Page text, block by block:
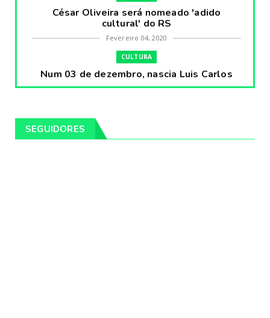
César Oliveira será nomeado 'adido
cultural' do RS
Fevereiro 04, 2020
CULTURA
Num 03 de dezembro, nascia Luis Carlos
Prestes, o Cavaleiro ...
Pintores da Temática Gauchesca - parte
SEGUIDORES